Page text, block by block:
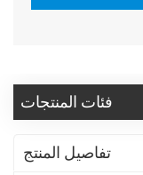
فئات المنتجات
تفاصيل المنتج